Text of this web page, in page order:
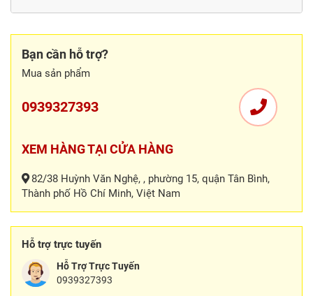
Bạn cần hỗ trợ?
Mua sản phẩm
0939327393
XEM HÀNG TẠI CỬA HÀNG
82/38 Huỳnh Văn Nghệ, , phường 15, quận Tân Bình,
Thành phố Hồ Chí Minh, Việt Nam
Hỗ trợ trực tuyến
Hỗ Trợ Trực Tuyến
0939327393